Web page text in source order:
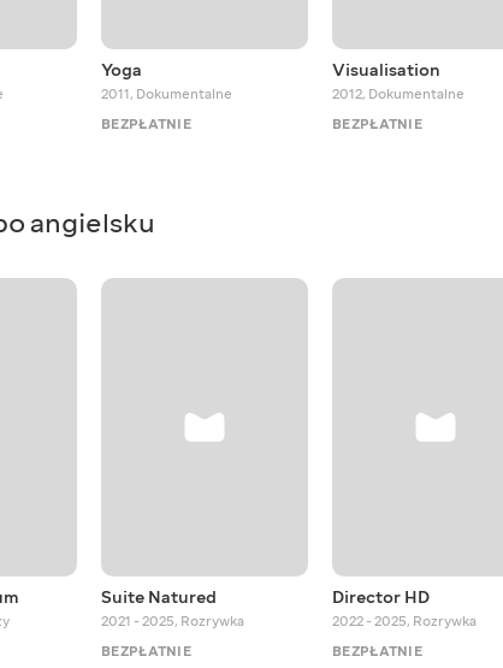
Yoga
2011, Dokumentalne
BEZPŁATNIE
Visualisation
2012, Dokumentalne
BEZPŁATNIE
angielsku
Suite Natured
2021 - 2025, Rozrywka
BEZPŁATNIE
Director HD
2022 - 2025, Rozrywka
BEZPŁATNIE